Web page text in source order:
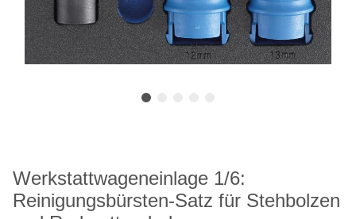
Werkstattwageneinlage 1/6:
Reinigungsbürsten-Satz für Stehbolzen